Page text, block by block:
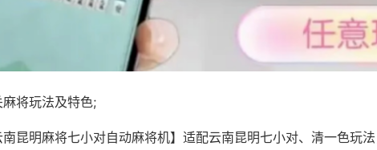
麻将玩法及特色;
南昆明麻将七小对自动麻将机】适配云南昆明七小对、清一色玩